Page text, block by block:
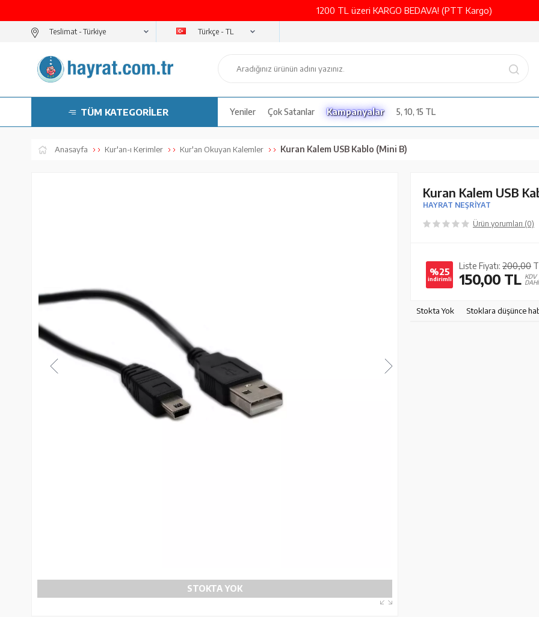
1200 TL üzeri KARGO BEDAVA! (PTT Kargo)
Teslimat - Türkçe - TL
TÜM KATEGORİLER Yeniler Çok Satanlar Kampanyalar 5, 10, 15 TL
Anasayfa Kur'an-ı Kerimler Kur'an Okuyan Kalemler Kuran Kalem USB Kablo (Mini B)
STOKTA YOK
Kuran Kalem USB
HAYRAT NEŞRİYAT
Ürün yorumları (0)
%25
indirimli
Liste Fiyatı: 200,00
150,00 TL KDV
Stokta Yok Stoklara düşünce